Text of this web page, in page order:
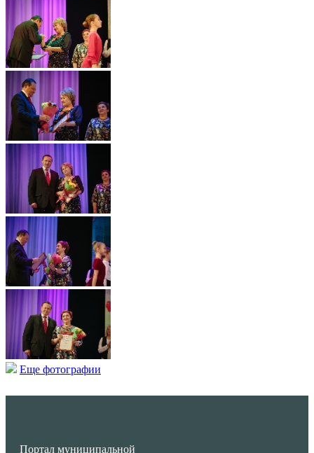
Еще фотографии
Портал муниципальной